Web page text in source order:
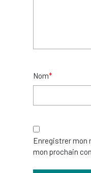
Nom*
Enregistrer mon
mon prochain